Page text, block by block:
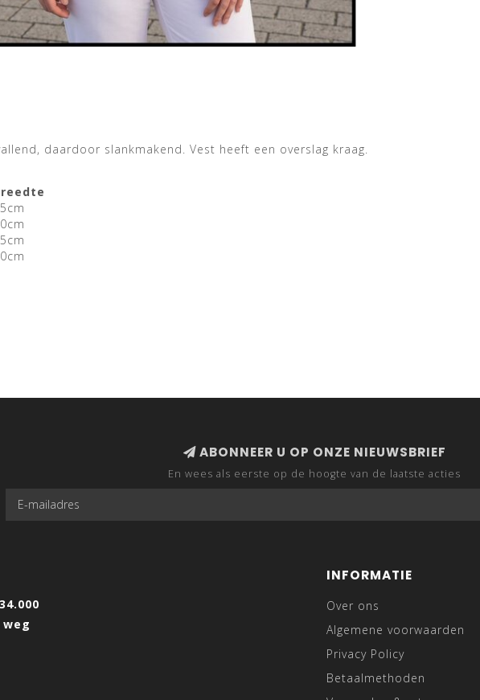
daardoor slankmakend. Vest heeft een overslag kraag.
ABONNEER U OP ONZE NIEUWSBRIEF
En wees als eerste op de hoogte van de laatste acties
INFORMATIE
Over ons
Algemene voorwaarden
Privacy Policy
Betaalmethoden